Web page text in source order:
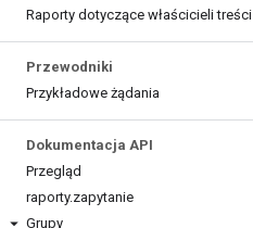
Raporty dotyczące właścicieli treści
Przewodniki
Przykładowe żądania
Dokumentacja API
Przegląd
raporty.zapytanie
Grupy